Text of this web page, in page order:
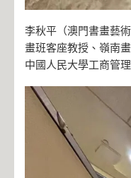
李秋平（澳門書畫藝
畫班客座教授、嶺南
中國人民大學工商管